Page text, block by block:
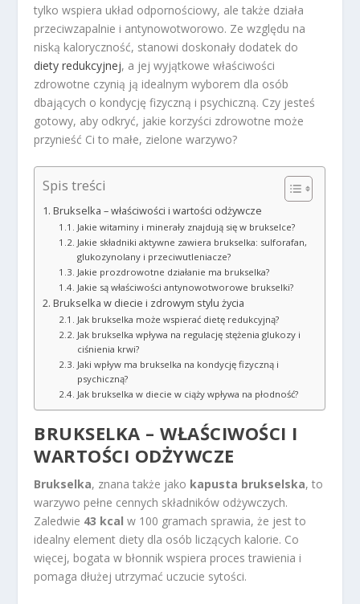
tylko wspiera układ odpornościowy, ale także działa
przeciwzapalnie i antynowotworowo. Ze względu na
niską kaloryczność, stanowi doskonały dodatek do
diety redukcyjnej, a jej wyjątkowe właściwości
zdrowotne czynią ją idealnym wyborem dla osób
dbających o kondycję fizyczną i psychiczną. Czy jesteś
gotowy, aby odkryć, jakie korzyści zdrowotne może
przynieść Ci to małe, zielone warzywo?
Spis treści
Brukselka – właściwości i wartości odżywcze
Jakie witaminy i minerały znajdują się w brukselce?
Jakie składniki aktywne zawiera brukselka: sulforafan,
glukozynolany i przeciwutleniacze?
Jakie prozdrowotne działanie ma brukselka?
Jakie są właściwości antynowotworowe brukselki?
Brukselka w diecie i zdrowym stylu życia
Jak brukselka może wspierać dietę redukcyjną?
Jak brukselka wpływa na regulację stężenia glukozy i
ciśnienia krwi?
Jaki wpływ ma brukselka na kondycję fizyczną i
psychiczną?
Jak brukselka w diecie w ciąży wpływa na płodność?
BRUKSELKA – WŁAŚCIWOŚCI I
WARTOŚCI ODŻYWCZE
Brukselka, znana także jako kapusta brukselska, to
warzywo pełne cennych składników odżywczych.
Zaledwie 43 kcal w 100 gramach sprawia, że jest to
idealny element diety dla osób liczących kalorie. Co
więcej, bogata w błonnik wspiera proces trawienia i
pomaga dłużej utrzymać uczucie sytości.